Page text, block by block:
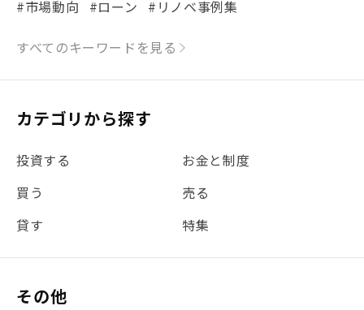
#市場動向
#ローン
#リノベ事例集
#シミュレーション #まちの住みやすさ発見！
#REIT
#新型コロナ #ETF #固定資産税
#団体信用生命保険
#贈与税 #災害に備える
#書類
#リノシーチャンネル
#不動産投資体験レポ
すべてのキーワードを見る
カテゴリから探す
投資する
お金と制度
買う
売る
貸す
特集
その他